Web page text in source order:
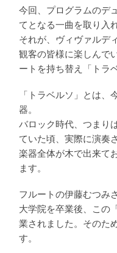
今回、プログラムのデ
てとなる一曲を取り入
それが、ヴィヴァルデ
観客の皆様に楽しんで
ートを持ち替え「トラ
「トラベルソ」とは、
器。
バロック時代、つまり
ていた頃、実際に演奏
楽器全体が木で出来て
ます。
フルートの伊藤むつみ
大学院を卒業後、この
業されました。そのた
す。